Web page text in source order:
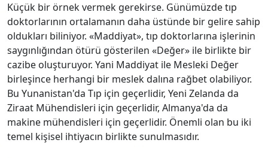
Küçük bir örnek vermek gerekirse. Günümüzde tıp
doktorlarının ortalamanın daha üstünde bir gelire sahip
oldukları biliniyor. «Maddiyat», tıp doktorlarına işlerinin
saygınlığından ötürü gösterilen «Değer» ile birlikte bir
cazibe oluşturuyor. Yani Maddiyat ile Mesleki Değer
birleşince herhangi bir meslek dalına rağbet olabiliyor.
Bu Yunanistan'da Tıp için geçerlidir, Yeni Zelanda da
Ziraat Mühendisleri için geçerlidir, Almanya'da da
makine mühendisleri için geçerlidir. Önemli olan bu iki
temel kişisel ihtiyacın birlikte sunulmasıdır.